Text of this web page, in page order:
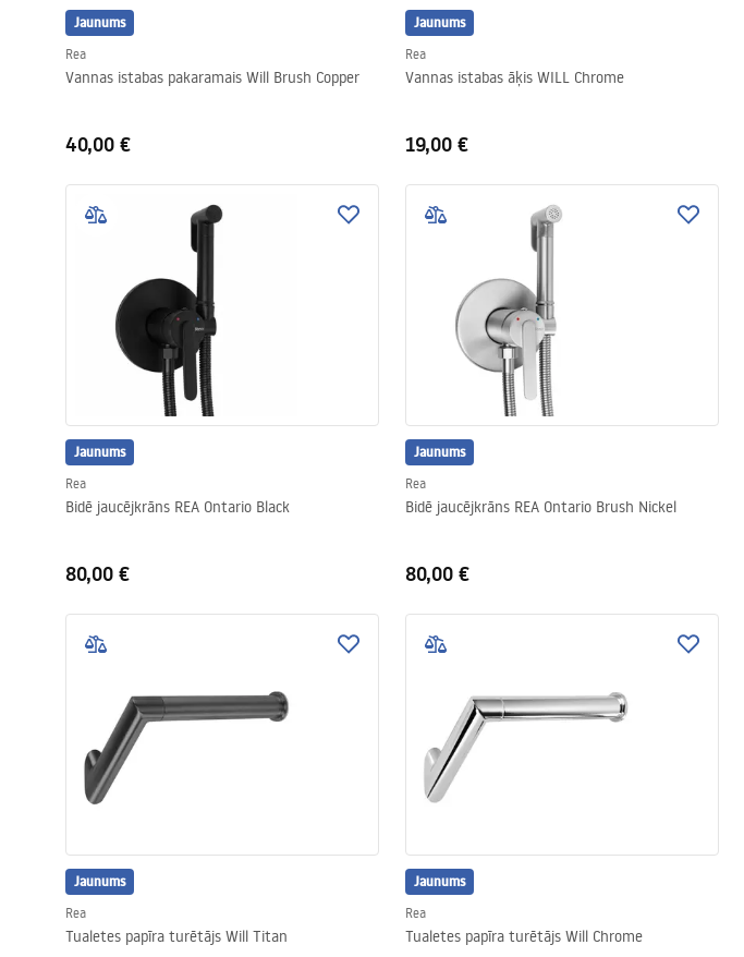
Jaunums
Rea
Vannas istabas pakaramais Will Brush Copper
40,00 €
Jaunums
Rea
Vannas istabas āķis WILL Chrome
19,00 €
Jaunums
Rea
Bidē jaucējkrāns REA Ontario Black
80,00 €
Jaunums
Rea
Bidē jaucējkrāns REA Ontario Brush Nickel
80,00 €
Jaunums
Rea
Tualetes papīra turētājs Will Titan
Jaunums
Rea
Tualetes papīra turētājs Will Chrome